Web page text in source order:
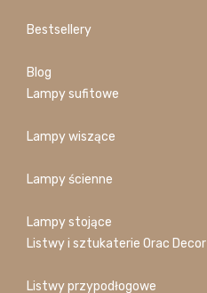
Bestsellery
Blog
Lampy sufitowe
Lampy wiszące
Lampy ścienne
Lampy stojące
Listwy i sztukaterie Orac Decor
Listwy przypodłogowe